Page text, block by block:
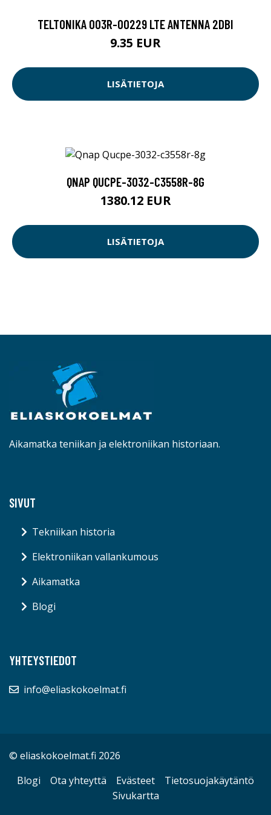
TELTONIKA 003R-00229 LTE ANTENNA 2DBI
9.35 EUR
LISÄTIETOJA
QNAP QUCPE-3032-C3558R-8G
1380.12 EUR
LISÄTIETOJA
Aikamatka teniikan ja elektroniikan historiaan.
SIVUT
Tekniikan historia
Elektroniikan vallankumous
Aikamatka
Blogi
YHTEYSTIEDOT
info@eliaskokoelmat.fi
© eliaskokoelmat.fi 2026
Blogi
Ota yhteyttä Evästeet
Tietosuojakäytäntö
Sivukartta